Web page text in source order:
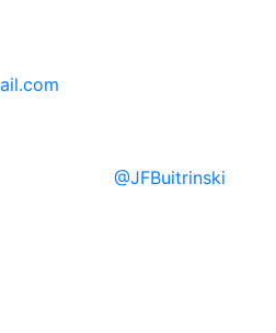
@JFBuitrinski